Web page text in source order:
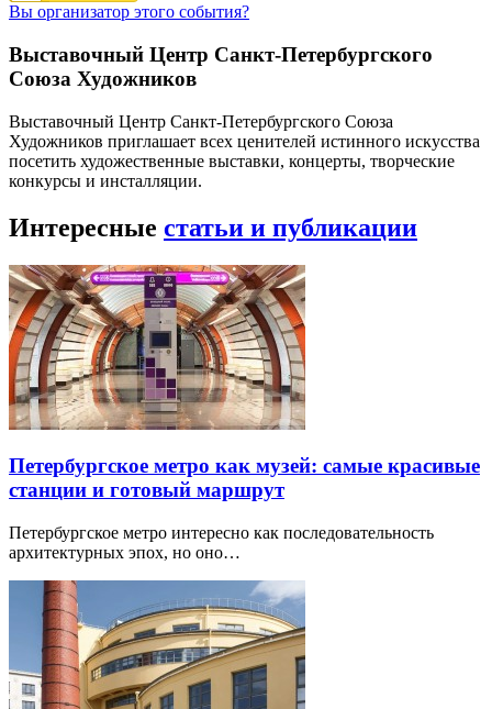
Вы организатор этого события?
Выставочный Центр Санкт-Петербургского
Союза Художников
Выставочный Центр Санкт-Петербургского Союза
Художников приглашает всех ценителей истинного искусства
посетить художественные выставки, концерты, творческие
конкурсы и инсталляции.
Интересные статьи и публикации
Петербургское метро как музей: самые красивые
станции и готовый маршрут
Петербургское метро интересно как последовательность
архитектурных эпох, но оно…